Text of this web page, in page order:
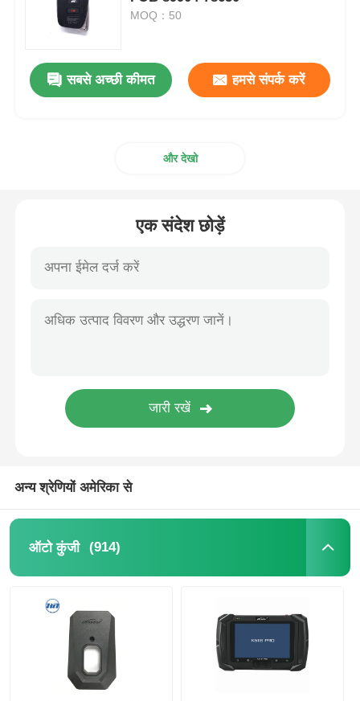
कार की चाबी का ब्लेड
MOQ：50
सबसे अच्छी कीमत हमसे संपर्क करें
और देखो
एक संदेश छोड़ें
अन्य श्रेणियों अमेरिका से
ऑटो कुंजी (914)